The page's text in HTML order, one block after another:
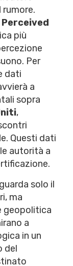
rumore.
Perceived
più
Per
dati
a
sopra
,
Questi dati
autorità a
solo il
ma
geopolitica
a
in un
del